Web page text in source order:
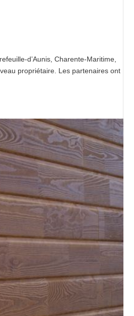
d’Aunis, Charente-Maritime,
propriétaire. Les partenaires ont